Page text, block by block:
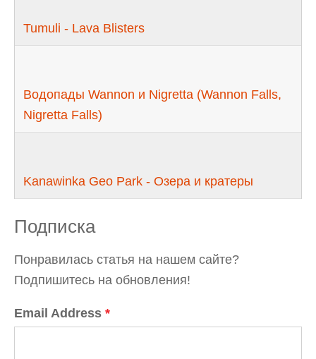
Tumuli - Lava Blisters
Водопады Wannon и Nigretta (Wannon Falls,
Nigretta Falls)
Kanawinka Geo Park - Озера и кратеры
Подписка
Понравилась статья на нашем сайте?
Подпишитесь на обновления!
Email Address *